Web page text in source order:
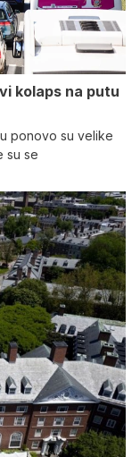
kolaps na putu
ponovo su velike
su se